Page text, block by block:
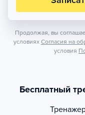
Продолжая, вы
условиях Согласия на
условия
Бесплатный